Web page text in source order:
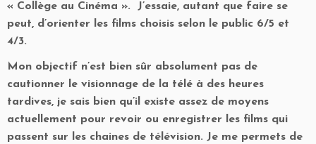
« Collège au Cinéma ». J’essaie, autant que faire se
peut, d’orienter les films choisis selon le public 6/5 et
4/3.
Mon objectif n’est bien sûr absolument pas de
cautionner le visionnage de la télé à des heures
tardives, je sais bien qu’il existe assez de moyens
actuellement pour revoir ou enregistrer les films qui
passent sur les chaines de télévision. Je me permets de